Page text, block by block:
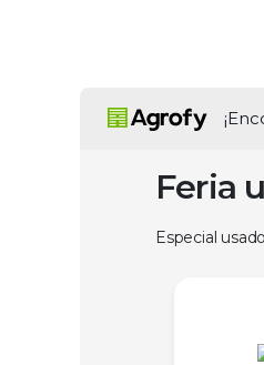
Feria
Especial